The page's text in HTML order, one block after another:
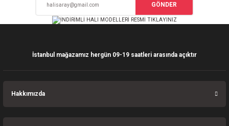
Bu ürüne benzer farklı alternatifler olmalı.
GÖNDER
İstanbul mağazamız hergün 09-19 saatleri arasında açıktır
Hakkımızda